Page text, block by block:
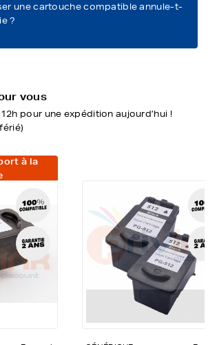
une cartouche compatible annule-t-
?
vous
pour une expédition aujourd’hui !
à la